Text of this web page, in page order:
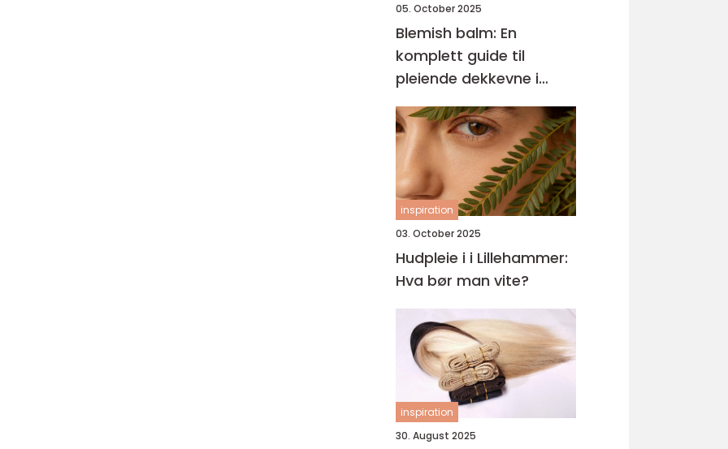
05. October 2025
Blemish balm: En
komplett guide til
pleiende dekkevne i
hverdagen
inspiration
03. October 2025
Hudpleie i i Lillehammer:
Hva bør man vite?
inspiration
30. August 2025